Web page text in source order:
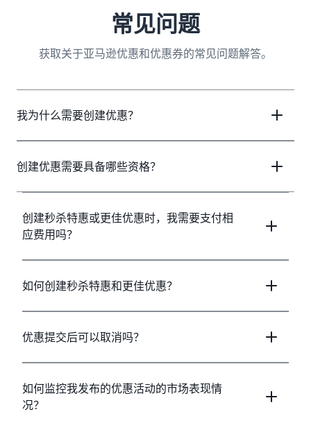
常见问题
获取关于亚马逊优惠和优惠券的常见问题解答。
我为什么需要创建优惠？
创建优惠需要具备哪些资格？
创建秒杀特惠或更佳优惠时，我需要支付相
应费用吗？
如何创建秒杀特惠和更佳优惠？
优惠提交后可以取消吗？
如何监控我发布的优惠活动的市场表现情
况？